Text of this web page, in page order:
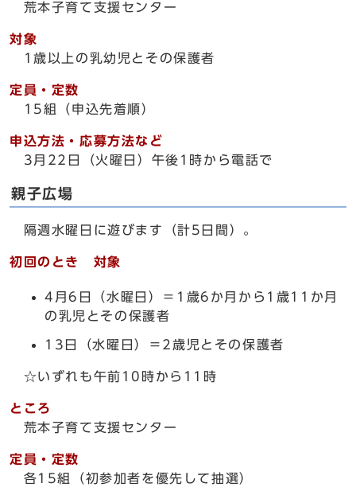
荒本子育て支援センター
対象
1歳以上の乳幼児とその保護者
定員・定数
15組（申込先着順）
申込方法・応募方法など
3月22日（火曜日）午後1時から電話で
親子広場
隔週水曜日に遊びます（計5日間）。
初回のとき 対象
4月6日（水曜日）＝1歳6か月から1歳11か月
の乳児とその保護者
13日（水曜日）＝2歳児とその保護者
☆いずれも午前10時から11時
ところ
荒本子育て支援センター
定員・定数
各15組（初参加者を優先して抽選）